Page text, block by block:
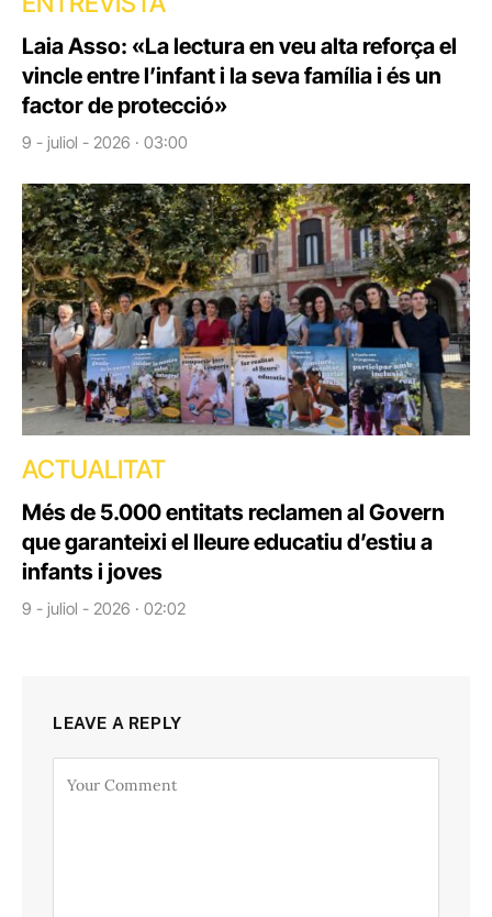
Laia Asso: «La lectura en veu alta reforça el
vincle entre l’infant i la seva família i és un
factor de protecció»
9 - juliol - 2026 · 03:00
ACTUALITAT
Més de 5.000 entitats reclamen al Govern
que garanteixi el lleure educatiu d’estiu a
infants i joves
9 - juliol - 2026 · 02:02
LEAVE A REPLY